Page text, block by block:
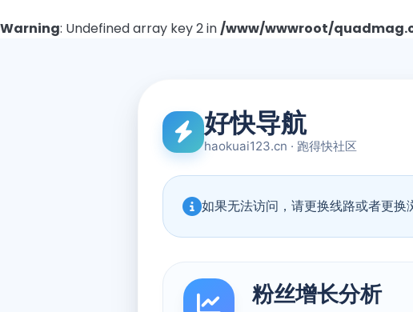
Warning: Undefined array key 2 in/www/wwwroot/